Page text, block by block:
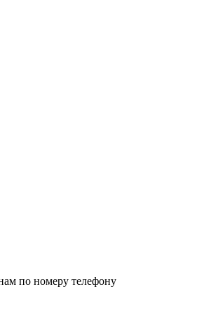
по номеру телефону